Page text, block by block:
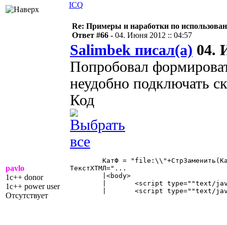
ICQ
pavlo
1c++ donor
1c++ power user
Отсутствует
Re: Примеры и наработки по
Ответ #66 - 04. Июня 2012 :: 04:57
Salimbek писал(а) 04.
Попробовал
неудобно подключать
Код
ТекстХТМЛ="...